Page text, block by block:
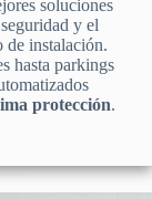
soluciones
y el
de instalación.
hasta parkings
protección.